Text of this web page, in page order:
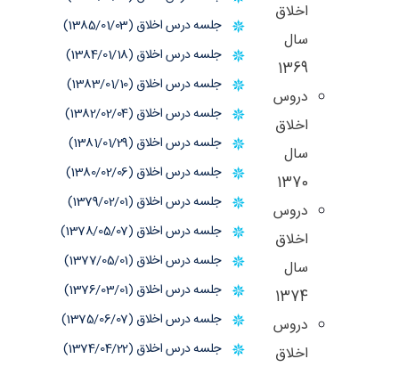
اخلاق
سال
1369
دروس
اخلاق
سال
1370
دروس
اخلاق
سال
1374
دروس
اخلاق
جلسه درس اخلاق (1385/01/03)
جلسه درس اخلاق (1384/01/18)
جلسه درس اخلاق (1383/01/10)
جلسه درس اخلاق (1382/02/04)
جلسه درس اخلاق (1381/01/29)
جلسه درس اخلاق (1380/02/06)
جلسه درس اخلاق (1379/02/01)
جلسه درس اخلاق (1378/05/07)
جلسه درس اخلاق (1377/05/01)
جلسه درس اخلاق (1376/03/01)
جلسه درس اخلاق (1375/06/07)
جلسه درس اخلاق (1374/04/22)